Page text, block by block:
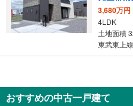
3,680万円
4LDK
土地面積
東武東上
比企郡嵐
おすすめの中古一戸建て